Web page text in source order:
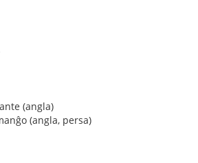
(angla)
(angla, persa)